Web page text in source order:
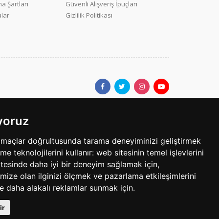
doğrultusunda tarama deneyiminizi geliştirmek
teknolojilerini kullanır: web sitesinin temel işlevlerini
daha iyi bir deneyim sağlamak için,
olan ilginizi ölçmek ve pazarlama etkileşimlerini
daha alakalı reklamlar sunmak için.
Şartları
Güvenli Alışveriş İpuçları
Gizlilik Politikası
yer alan kullanıcıların oluşturduğu tüm içerik, görüş ve
yanlışlık, eksiklik veya yasalarla düzenlenmiş
3 ilandır. Her bir ilan için yayın süresi 30 gündür.
Telif Hakkı © 1997 - 2025 sarisayfalar.com Tüm Hakları Sakldır.